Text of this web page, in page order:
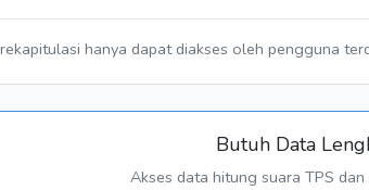
hanya dapat diakses oleh pengguna
Butuh Data
Akses data hitung suara TPS